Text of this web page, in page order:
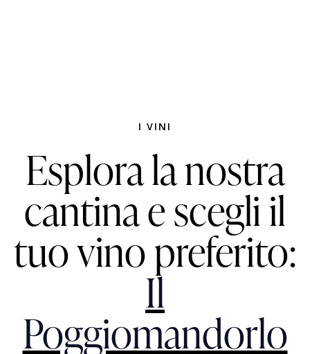
I VINI
Esplora la nostra
cantina e scegli il
tuo vino preferito:
Il
Poggiomandorlo